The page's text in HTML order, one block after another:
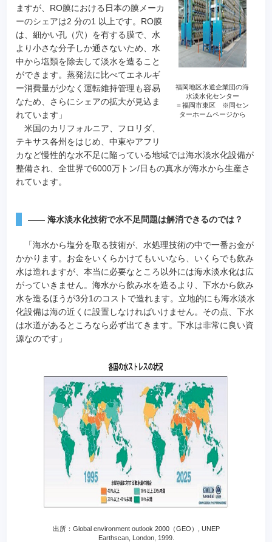
福岡地区水道企業団の海
水淡水化センター
＝福岡市東区 ※同セン
ターホームページから
ますが、RO膜における日本の膜メーカ
ーのシェアは2 分の1 以上です。RO膜
は、細かい孔（穴）を有する膜で、水
より小さな分子しか通さないため、水
中から塩類を除去して淡水を造ること
ができます。蒸発法に比べてエネルギ
ー消費量が少なく運転維持管理も容易
なため、さらにシェアの拡大が見込ま
れています」
米国のカリフォルニア、フロリダ、
テキサス各州をはじめ、中東やアフリ
カなど慢性的な水不足に陥っている地域では海水淡水化設備が
整備され、全世界で6000万トン/日もの真水が海水から生産さ
れています。
―― 海水淡水化技術で水不足問題は解消できるのでは？
「海水から塩分を取る技術が、水処理技術の中で一番お金が
かかります。お金をいくらかけてもいいなら、いくらでも飲み
水は造れますが、本当に必要なところ以外には海水淡水化は広
がっていきません。海水から飲み水を造るより、下水から飲み
水を造るほうが3分1のコストで造れます。立地的にも海水淡水
化設備は海の近くに設置しなければいけません。その点、下水
は水道があるところなら必ず出てきます。下水は非常に良い資
源なのです」
出所：Global environment outlook 2000（GEO）, UNEP
Earthscan, London, 1999.